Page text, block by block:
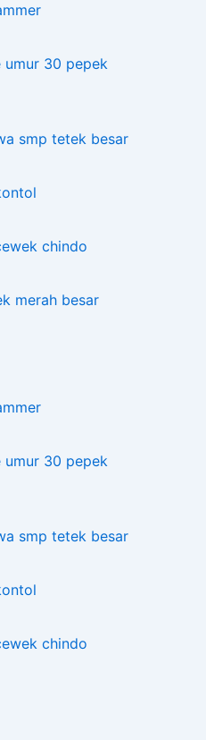
30 pepek
smp tetek besar
chindo
merah besar
30 pepek
smp tetek besar
chindo